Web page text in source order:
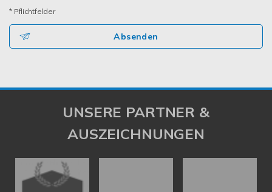
* Pflichtfelder
Absenden
UNSERE PARTNER &
AUSZEICHNUNGEN